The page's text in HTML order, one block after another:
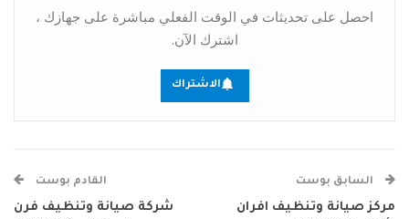
احصل على تحديثات في الوقت الفعلي مباشرة على جهازك ،
اشترك الآن.
الاشتراك
السابق بوست
مركز صيانة وتنظيف افران
القادم بوست
شركة صيانة وتنظيف فرن